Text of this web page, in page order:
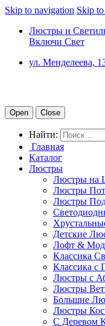
Skip to navigation Skip
Люстры и
Включи Свет
ул. Менделеева,
Open Close
Найти:
Главная
Каталог
Люстры
Люстры на
Люстры
Люстры
Детские
Лофт &
Классика
Классика с
Люстры с
Люстры
Большие
Люстры
С Деревом